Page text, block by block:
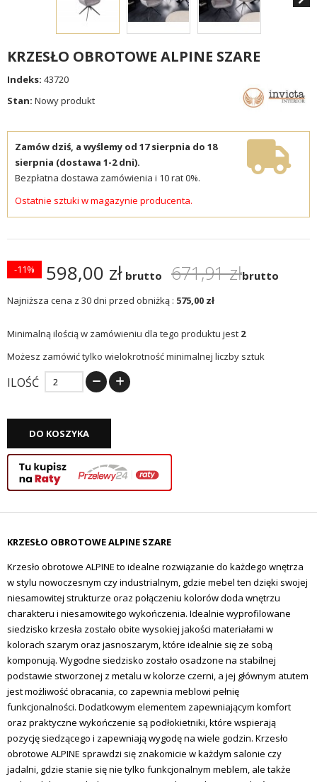
KRZESŁO OBROTOWE ALPINE SZARE
Indeks: 43720
Stan: Nowy produkt
Zamów dziś, a wyślemy od 17 sierpnia do 18
sierpnia (dostawa 1-2 dni).
Bezpłatna dostawa zamówienia i 10 rat 0%.
Ostatnie sztuki w magazynie producenta.
598,00 zł brutto 671,91 złbrutto
-11%
Najniższa cena z 30 dni przed obniżką : 575,00 zł
Minimalną ilością w zamówieniu dla tego produktu jest 2
Możesz zamówić tylko wielokrotność minimalnej liczby sztuk
ILOŚĆ
DO KOSZYKA
KRZESŁO OBROTOWE ALPINE SZARE
Krzesło obrotowe ALPINE to idealne rozwiązanie do każdego wnętrza
w stylu nowoczesnym czy industrialnym, gdzie mebel ten dzięki swojej
niesamowitej strukturze oraz połączeniu kolorów doda wnętrzu
charakteru i niesamowitego wykończenia. Idealnie wyprofilowane
siedzisko krzesła zostało obite wysokiej jakości materiałami w
kolorach szarym oraz jasnoszarym, które idealnie się ze sobą
komponują. Wygodne siedzisko zostało osadzone na stabilnej
podstawie stworzonej z metalu w kolorze czerni, a jej głównym atutem
jest możliwość obracania, co zapewnia meblowi pełnię
funkcjonalności. Dodatkowym elementem zapewniającym komfort
oraz praktyczne wykończenie są podłokietniki, które wspierają
pozycję siedzącego i zapewniają wygodę na wiele godzin. Krzesło
obrotowe ALPINE sprawdzi się znakomicie w każdym salonie czy
jadalni, gdzie stanie się nie tylko funkcjonalnym meblem, ale także